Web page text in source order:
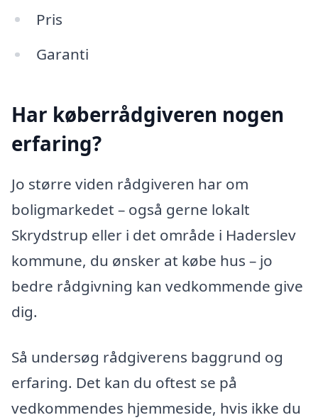
Pris
Garanti
Har køberrådgiveren nogen
erfaring?
Jo større viden rådgiveren har om
boligmarkedet – også gerne lokalt
Skrydstrup eller i det område i Haderslev
kommune, du ønsker at købe hus – jo
bedre rådgivning kan vedkommende give
dig.
Så undersøg rådgiverens baggrund og
erfaring. Det kan du oftest se på
vedkommendes hjemmeside, hvis ikke du